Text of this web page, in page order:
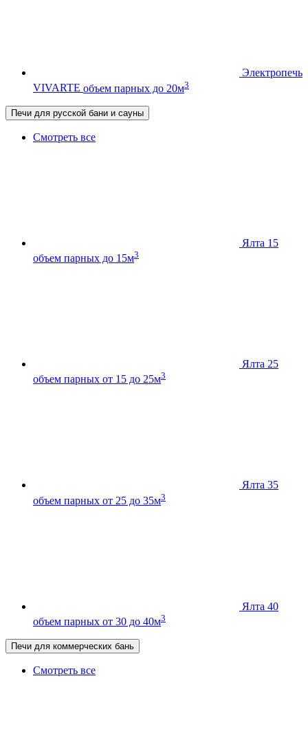
Электропечь
VIVARTE объем парных до 20м3
Печи для русской бани и сауны
Смотреть все
Ялта 15
объем парных до 15м3
Ялта 25
объем парных от 15 до 25м3
Ялта 35
объем парных от 25 до 35м3
Ялта 40
объем парных от 30 до 40м3
Печи для коммерческих бань
Смотреть все